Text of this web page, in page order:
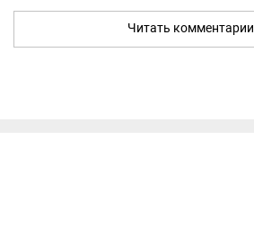
Читать комментарии